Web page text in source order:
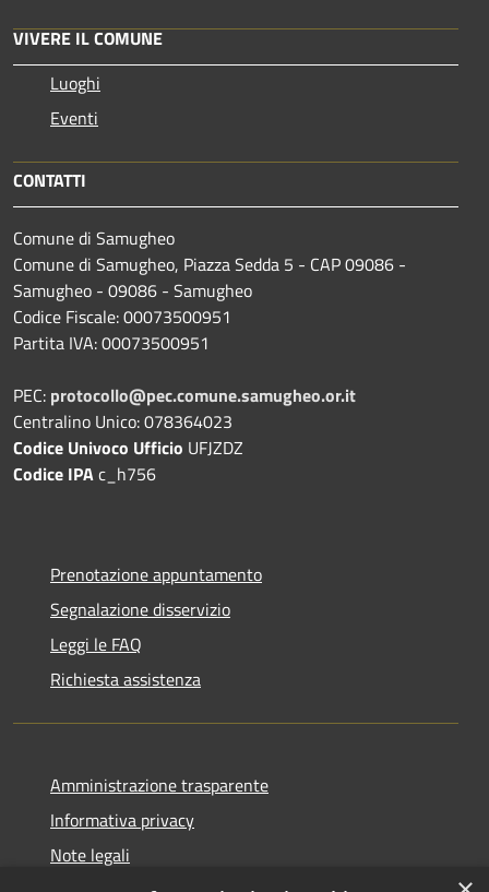
VIVERE IL COMUNE
Luoghi
Eventi
CONTATTI
Comune di Samugheo
Comune di Samugheo, Piazza Sedda 5 - CAP 09086 -
Samugheo - 09086 - Samugheo
Codice Fiscale: 00073500951
Partita IVA: 00073500951
PEC: protocollo@pec.comune.samugheo.or.it
Centralino Unico: 078364023
Codice Univoco Ufficio UFJZDZ
Codice IPAc_h756
Prenotazione appuntamento
Segnalazione disservizio
Leggi le FAQ
Richiesta assistenza
Amministrazione trasparente
Informativa privacy
Note legali